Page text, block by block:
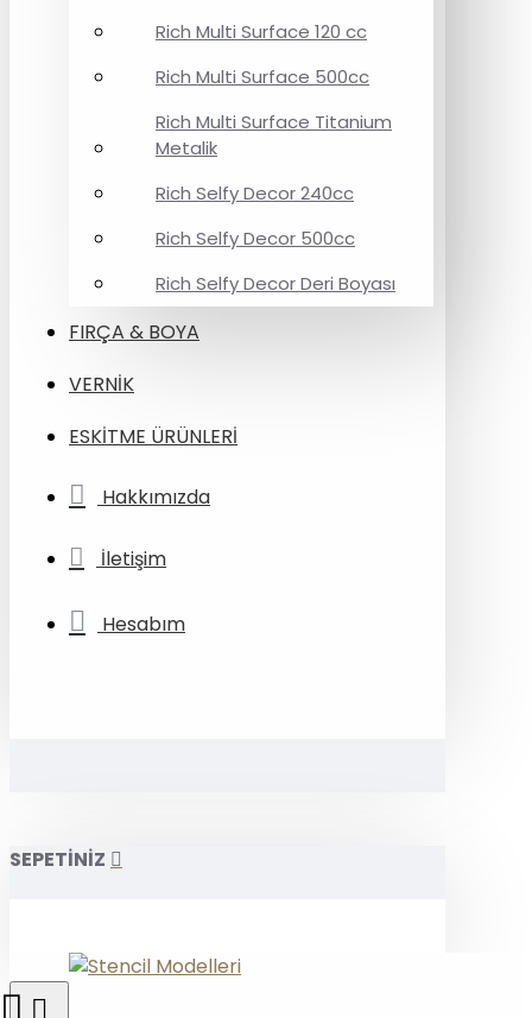
Rich Multi Surface 120 cc
Rich Multi Surface 500cc
Rich Multi Surface Titanium
Metalik
Rich Selfy Decor 240cc
Rich Selfy Decor 500cc
Rich Selfy Decor Deri Boyası
FIRÇA & BOYA
VERNİK
ESKİTME ÜRÜNLERİ
Hakkımızda
İletişim
Hesabım
SEPETİNİZ